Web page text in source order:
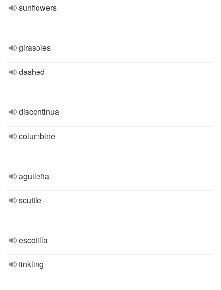
sunflowers
girasoles
dashed
discontinua
columbine
aguileña
scuttle
escotilla
tinkling